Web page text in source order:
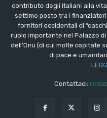
contributo degli italiani alla
settimo posto tra i finanziatori
fornitori occidentali di
ruolo importante nel Palazzo
dell’Onu (di cui molte ospitate
di pace e
Contattaci: